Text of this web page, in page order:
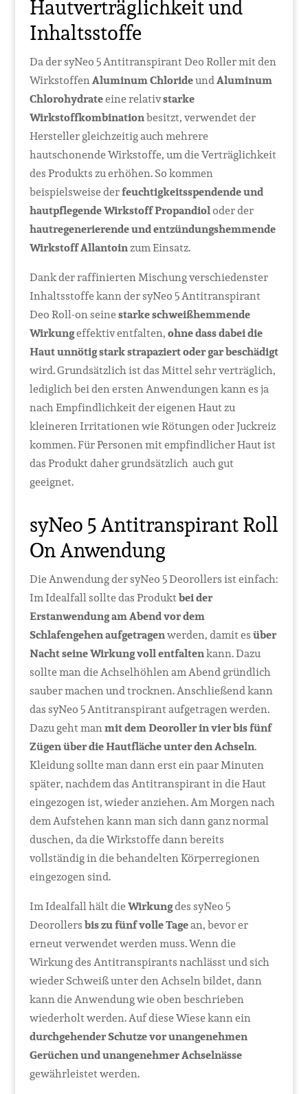
Hautverträglichkeit und
Inhaltsstoffe
Da der syNeo 5 Antitranspirant Deo Roller mit den
WirkstoffenAluminum ChlorideundAluminum
Chlorohydrateeine relativstarke
Wirkstoffkombinationbesitzt, verwendet der
Hersteller gleichzeitig auch mehrere
hautschonende Wirkstoffe, um die Verträglichkeit
des Produkts zu erhöhen. So kommen
beispielsweise derfeuchtigkeitsspendende und
hautpflegende Wirkstoff Propandioloder der
hautregenerierende und entzündungshemmende
Wirkstoff Allantoinzum Einsatz.
Dank der raffinierten Mischung verschiedenster
Inhaltsstoffe kann der syNeo 5 Antitranspirant
Deo Roll-on seinestarke schweißhemmende
Wirkungeffektiv entfalten,ohne dass dabei die
Haut unnötig stark strapaziert oder gar beschädigt
wird. Grundsätzlich ist das Mittel sehr verträglich,
lediglich bei den ersten Anwendungen kann es ja
nach Empfindlichkeit der eigenen Haut zu
kleineren Irritationen wie Rötungen oder Juckreiz
kommen. Für Personen mit empfindlicher Haut ist
das Produkt daher grundsätzlich auch gut
geeignet.
syNeo 5 Antitranspirant Roll
On Anwendung
Die Anwendung der syNeo 5 Deorollers ist einfach:
Im Idealfall sollte das Produktbei der
Erstanwendung am Abend vor dem
Schlafengehen aufgetragenwerden, damit esüber
Nacht seine Wirkung voll entfaltenkann. Dazu
sollte man die Achselhöhlen am Abend gründlich
sauber machen und trocknen. Anschließend kann
das syNeo 5 Antitranspirant aufgetragen werden.
Dazu geht manmit dem Deoroller in vier bis fünf
Zügen über die Hautfläche unter den Achseln.
Kleidung sollte man dann erst ein paar Minuten
später, nachdem das Antitranspirant in die Haut
eingezogen ist, wieder anziehen. Am Morgen nach
dem Aufstehen kann man sich dann ganz normal
duschen, da die Wirkstoffe dann bereits
vollständig in die behandelten Körperregionen
eingezogen sind.
Im Idealfall hält dieWirkungdes syNeo 5
Deorollersbis zu fünf volle Tagean, bevor er
erneut verwendet werden muss. Wenn die
Wirkung des Antitranspirants nachlässt und sich
wieder Schweiß unter den Achseln bildet, dann
kann die Anwendung wie oben beschrieben
wiederholt werden. Auf diese Wiese kann ein
durchgehender Schutze vor unangenehmen
Gerüchen und unangenehmer Achselnässe
gewährleistet werden.